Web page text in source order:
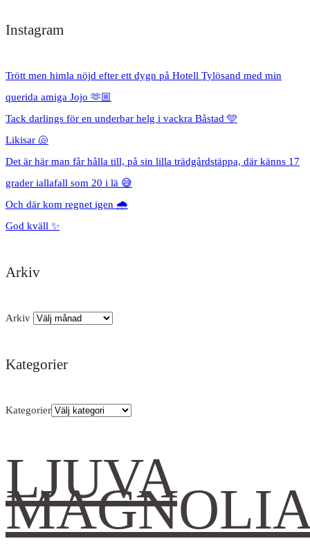
Instagram
Trött men himla nöjd efter ett dygn på Hotell Tylösand med min
querida amiga Jojo 🫶🏼
Tack darlings för en underbar helg i vackra Båstad 🩵
Likisar 🐚
Det är här man får hålla till, på sin lilla trädgårdstäppa, där känns 17
grader iallafall som 20 i lä 😅
Och där kom regnet igen 🌧️
God kväll ✨
Arkiv
Arkiv
Kategorier
Kategorier
LJUVA